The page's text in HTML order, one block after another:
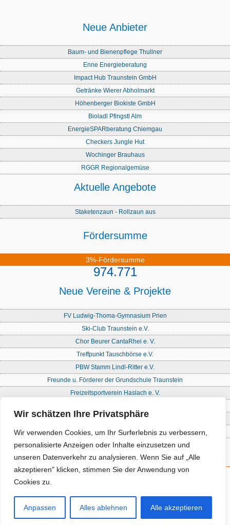
Wir schätzen Ihre Privatsphäre
Wir verwenden Cookies, um Ihr Surferlebnis zu verbessern,
personalisierte Anzeigen oder Inhalte einzusetzen und
unseren Datenverkehr zu analysieren. Wenn Sie auf „Alle
akzeptieren" klicken, stimmen Sie der Anwendung von
Cookies zu.
Anpassen Alles ablehnen Alle akzeptieren
Neue Anbieter
Baum- und Bienenpflege Thullner
Enne Energieberatung
Impact Hub Traunstein GmbH
Getränke Wierer Abholmarkt
Höhenberger Biokiste GmbH
Bioladl Pfingstl Alm
EnergieSPARberatung Chiemgau
Checkers Jungle Hut
Wochinger Brauhaus
RGGR Regionalgemüse
Aktuelle Angebote
Staketenzaun - Rollzaun aus
Fördersumme
3%-Fördersumme
974.771
Neue Vereine & Projekte
FV Ludwig-Thoma-Gymnasium Prien
Ski-Club Traunstein e.V.
Chor Beurer CantaRhei e. V.
Treffpunkt Tauschbörse e.V.
PBW Stamm Lindl-Ritter e.V.
Freunde u. Förderer der Grundschule Traunstein
Freizeitsportverein Haslach e. V.
Initiative Nandlstadt Eltern für Kinder e. V.
Reit- und Fahrverein Traunstein e. V
Impressum
Datenschutz